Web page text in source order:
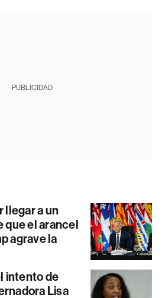
PUBLICIDAD
llegar a un
que el arancel
agrave la
intento de
Lisa